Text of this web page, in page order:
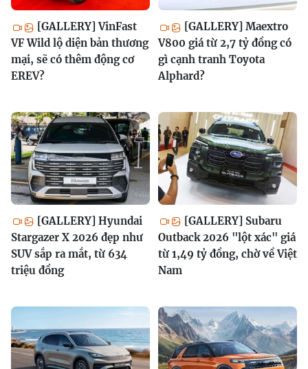
[GALLERY] VinFast
VF Wild lộ diện bản thương
mại, sẽ có thêm động cơ
EREV?
[GALLERY] Maextro
V800 giá từ 2,7 tỷ đồng có
gì cạnh tranh Toyota
Alphard?
[GALLERY] Hyundai
Stargazer X 2026 đẹp như
SUV sắp ra mắt, từ 634
triệu đồng
[GALLERY] Subaru
Outback 2026 "lột xác" giá
từ 1,49 tỷ đồng, chờ về Việt
Nam